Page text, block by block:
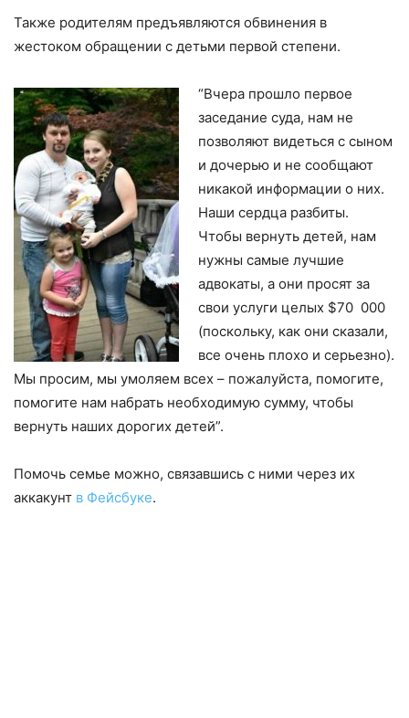
Также родителям предъявляются обвинения в
жестоком обращении с детьми первой степени.
“Вчера прошло первое
заседание суда, нам не
позволяют видеться с сыном
и дочерью и не сообщают
никакой информации о них.
Наши сердца разбиты.
Чтобы вернуть детей, нам
нужны самые лучшие
адвокаты, а они просят за
свои услуги целых $70 000
(поскольку, как они сказали,
все очень плохо и серьезно).
Мы просим, мы умоляем всех – пожалуйста, помогите,
помогите нам набрать необходимую сумму, чтобы
вернуть наших дорогих детей”.
Помочь семье можно, связавшись с ними через их
аккакунт в Фейсбуке.